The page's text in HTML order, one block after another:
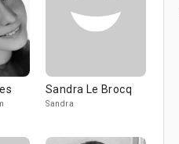
Sandra Le Brocq
Sandra